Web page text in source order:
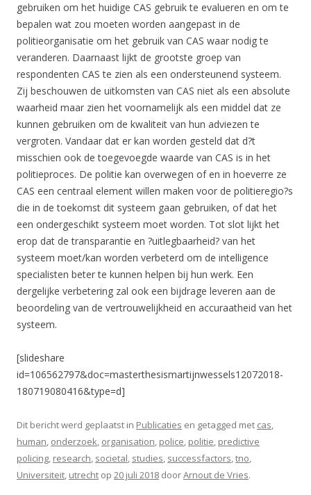
gebruiken om het huidige CAS gebruik te evalueren en om te
bepalen wat zou moeten worden aangepast in de
politieorganisatie om het gebruik van CAS waar nodig te
veranderen. Daarnaast lijkt de grootste groep van
respondenten CAS te zien als een ondersteunend systeem.
Zij beschouwen de uitkomsten van CAS niet als een absolute
waarheid maar zien het voornamelijk als een middel dat ze
kunnen gebruiken om de kwaliteit van hun adviezen te
vergroten. Vandaar dat er kan worden gesteld dat d?t
misschien ook de toegevoegde waarde van CAS is in het
politieproces. De politie kan overwegen of en in hoeverre ze
CAS een centraal element willen maken voor de politieregio?s
die in de toekomst dit systeem gaan gebruiken, of dat het
een ondergeschikt systeem moet worden. Tot slot lijkt het
erop dat de transparantie en ?uitlegbaarheid? van het
systeem moet/kan worden verbeterd om de intelligence
specialisten beter te kunnen helpen bij hun werk. Een
dergelijke verbetering zal ook een bijdrage leveren aan de
beoordeling van de vertrouwelijkheid en accuraatheid van het
systeem.
[slideshare
id=106562797&doc=masterthesismartijnwessels12072018-
180719080416&type=d]
Dit bericht werd geplaatst in Publicaties en getagged met cas,
human, onderzoek, organisation, police, politie, predictive
policing, research, societal, studies, successfactors,tno,
Universiteit, utrecht op 20 juli 2018 doorArnout de Vries.